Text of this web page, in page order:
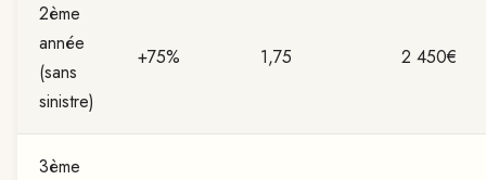
2ème
année
(sans
sinistre)
+75% 1,75 2 450€
3ème